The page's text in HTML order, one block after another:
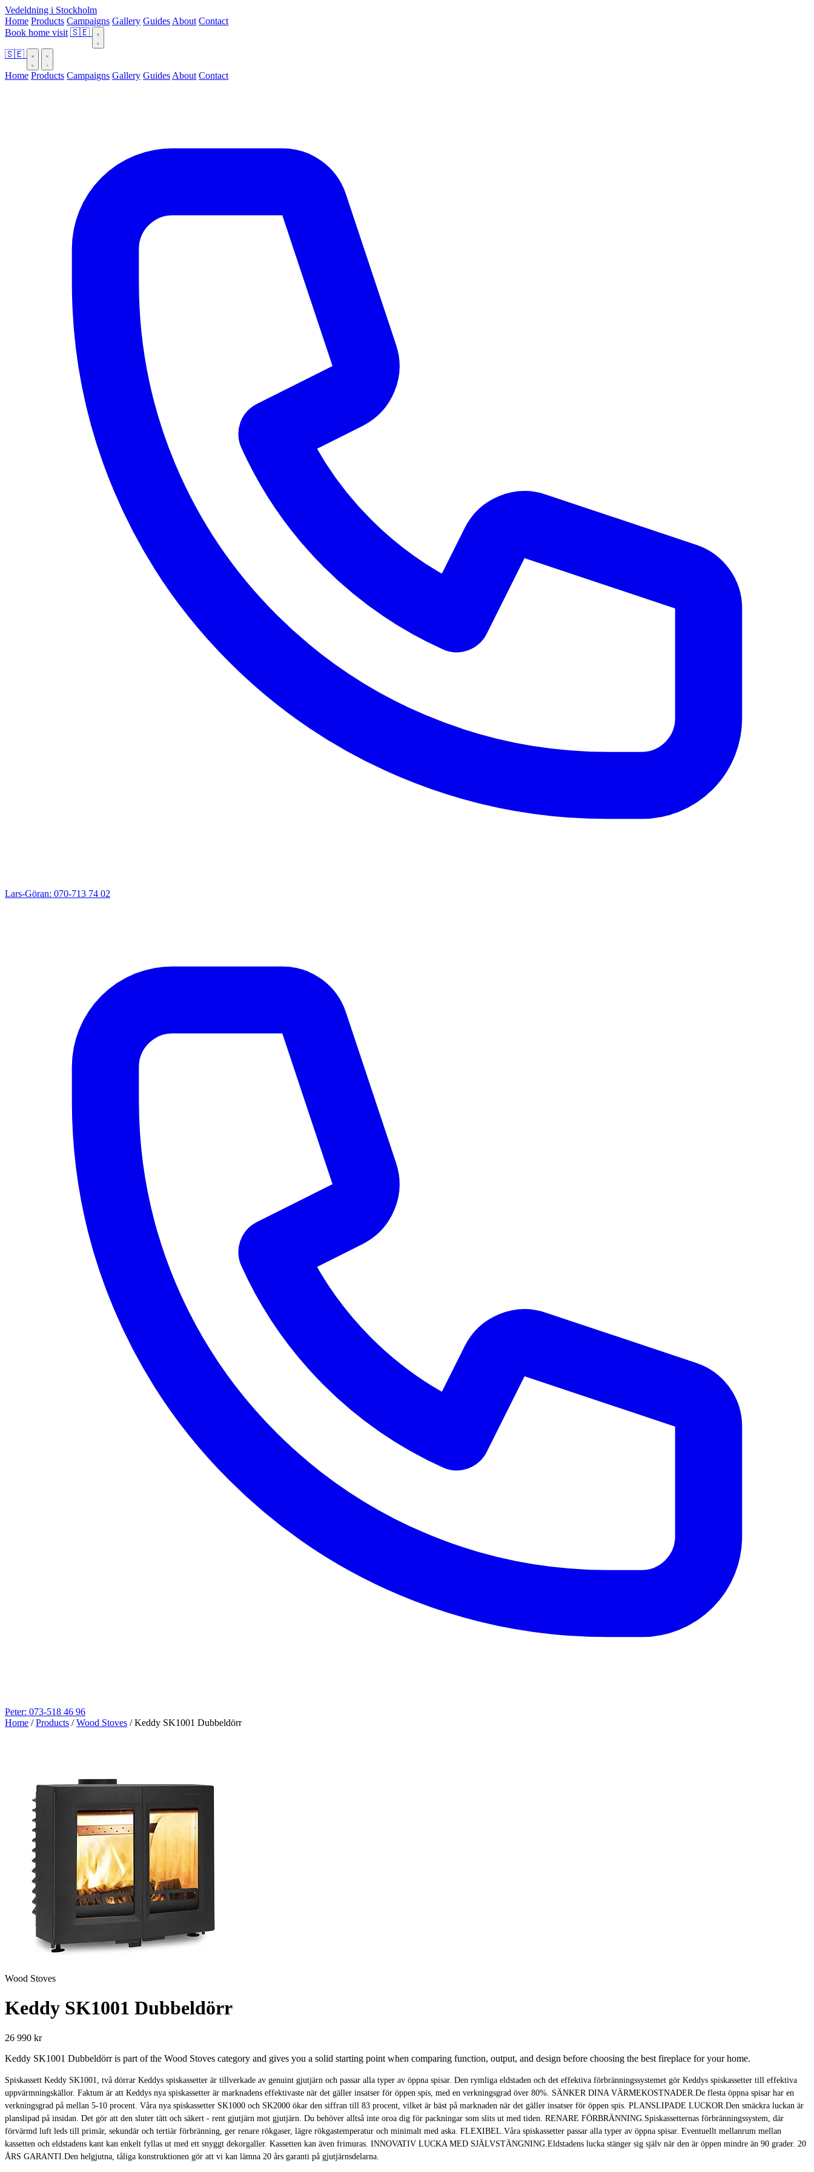
Vedeldning i Stockholm
Home Products Campaigns Gallery Guides About Contact
Book home visit 🇸🇪
🇸🇪
Home Products Campaigns Gallery Guides About Contact
Lars-Göran: 070-713 74 02
Peter: 073-518 46 96
Home / Products / Wood Stoves / Keddy SK1001 Dubbeldörr
Wood Stoves
Keddy SK1001 Dubbeldörr
26 990 kr
Keddy SK1001 Dubbeldörr is part of the Wood Stoves category and gives you a solid starting point when comparing function, output, and design before choosing the best fireplace for your home.
Spiskassett Keddy SK1001, två dörrar Keddys spiskassetter är tillverkade av genuint gjutjärn och passar alla typer av öppna spisar. Den rymliga eldstaden och det effektiva förbränningssystemet gör Keddys spiskassetter till effektiva
uppvärmningskällor. Faktum är att Keddys nya spiskassetter är marknadens effektivaste när det gäller insatser för öppen spis, med en verkningsgrad över 80%. SÄNKER DINA VÄRMEKOSTNADER.De flesta öppna spisar har en
verkningsgrad på mellan 5-10 procent. Våra nya spiskassetter SK1000 och SK2000 ökar den siffran till 83 procent, vilket är bäst på marknaden när det gäller insatser för öppen spis. PLANSLIPADE LUCKOR.Den smäckra luckan är
planslipad på insidan. Det gör att den sluter tätt och säkert - rent gjutjärn mot gjutjärn. Du behöver alltså inte oroa dig för packningar som slits ut med tiden. RENARE FÖRBRÄNNING.Spiskassetternas förbränningssystem, där
förvärmd luft leds till primär, sekundär och tertiär förbränning, ger renare rökgaser, lägre rökgastemperatur och minimalt med aska. FLEXIBEL.Våra spiskassetter passar alla typer av öppna spisar. Eventuellt mellanrum mellan
kassetten och eldstadens kant kan enkelt fyllas ut med ett snyggt dekorgaller. Kassetten kan även frimuras. INNOVATIV LUCKA MED SJÄLVSTÄNGNING.Eldstadens lucka stänger sig själv när den är öppen mindre än 90 grader. 20
ÅRS GARANTI.Den helgjutna, tåliga konstruktionen gör att vi kan lämna 20 års garanti på gjutjärnsdelarna.